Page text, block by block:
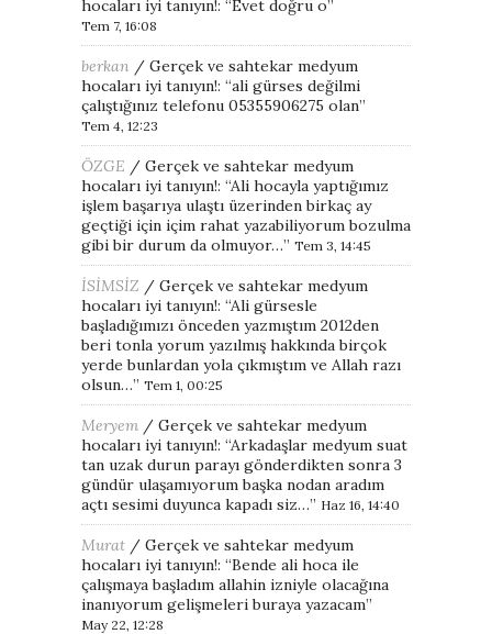
hocaları iyi tanıyın!: “Evet doğru o”
Tem 7, 16:08
berkan / Gerçek ve sahtekar medyum
hocaları iyi tanıyın!: “ali gürses değilmi
çalıştığınız telefonu 05355906275 olan”
Tem 4, 12:23
ÖZGE / Gerçek ve sahtekar medyum
hocaları iyi tanıyın!: “Ali hocayla yaptığımız
işlem başarıya ulaştı üzerinden birkaç ay
geçtiği için içim rahat yazabiliyorum bozulma
gibi bir durum da olmuyor…” Tem 3, 14:45
İSİMSİZ / Gerçek ve sahtekar medyum
hocaları iyi tanıyın!: “Ali gürsesle
başladığımızı önceden yazmıştım 2012den
beri tonla yorum yazılmış hakkında birçok
yerde bunlardan yola çıkmıştım ve Allah razı
olsun…” Tem 1, 00:25
Meryem / Gerçek ve sahtekar medyum
hocaları iyi tanıyın!: “Arkadaşlar medyum suat
tan uzak durun parayı gönderdikten sonra 3
gündür ulaşamıyorum başka nodan aradım
açtı sesimi duyunca kapadı siz…” Haz 16, 14:40
Murat / Gerçek ve sahtekar medyum
hocaları iyi tanıyın!: “Bende ali hoca ile
çalışmaya başladım allahin izniyle olacağına
inanıyorum gelişmeleri buraya yazacam”
May 22, 12:28